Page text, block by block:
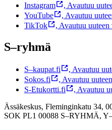
Instagram
, Avautuu
YouTube
, Avautuu
TikTok
, Avautuu uuteen
S–ryhmä
S–kaupat.fi , Avautuu
Sokos.fi
, Avautuu
S-Etukortti.fi
, Avautuu
Ässäkeskus, Fleminginkatu 34,
SOK PL1 00088 S–RYHMÄ,